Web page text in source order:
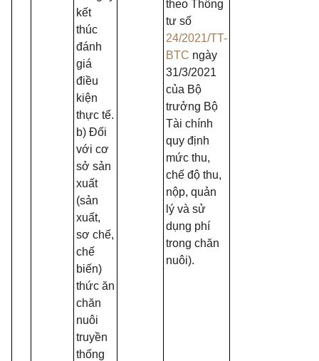
kết
thúc
đánh
giá
điều
kiện
thực tế.
b) Đối
với cơ
sở sản
xuất
(sản
xuất,
sơ chế,
chế
biến)
thức ăn
chăn
nuôi
truyền
thống
theo Thông
tư số
24/2021/TT-
BTC ngày
31/3/2021
của Bộ
trưởng Bộ
Tài chính
quy định
mức thu,
chế độ thu,
nộp, quản
lý và sử
dụng phí
trong chăn
nuôi).